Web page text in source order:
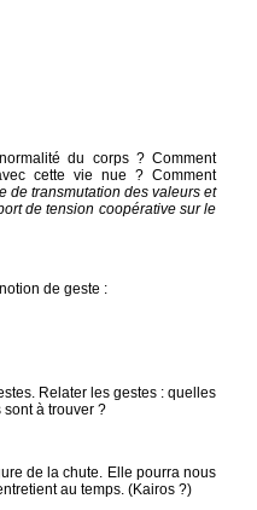
du corps ? Comment
cette vie nue ? Comment
de transmutation des valeurs et
de tension coopérative sur le
de geste :
Relater les gestes : quelles
à trouver ?
de la chute. Elle pourra nous
au temps. (Kairos ?)